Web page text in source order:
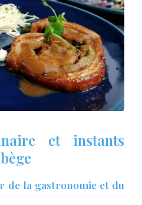
et instants
de la gastronomie et du